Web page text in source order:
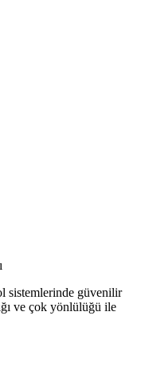
sistemlerinde güvenilir
ve çok yönlülüğü ile